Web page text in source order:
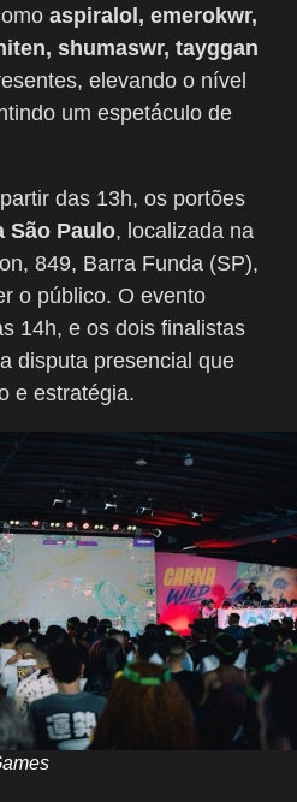
aspiralol, emerokwr,
shumaswr, tayggan
elevando o nível
um espetáculo de
das 13h, os portões
São Paulo, localizada na
849, Barra Funda (SP),
o público. O evento
14h, e os dois finalistas
disputa presencial que
e estratégia.